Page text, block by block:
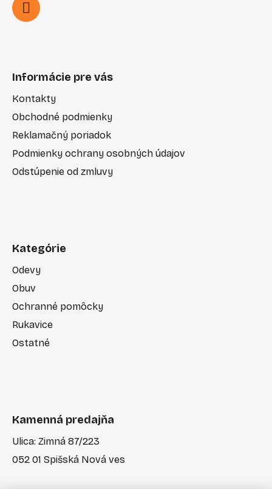
Informácie pre vás
Kontakty
Obchodné podmienky
Reklamačný poriadok
Podmienky ochrany osobných údajov
Odstúpenie od zmluvy
Kategórie
Odevy
Obuv
Ochranné pomôcky
Rukavice
Ostatné
Kamenná predajňa
Ulica: Zimná 87/223
052 01 Spišská Nová ves